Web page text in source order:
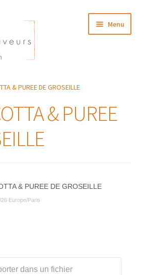
Menu
& PUREE DE GROSEILLE
& PUREE
& PUREE DE GROSEILLE
Europe/Paris
dans un fichier